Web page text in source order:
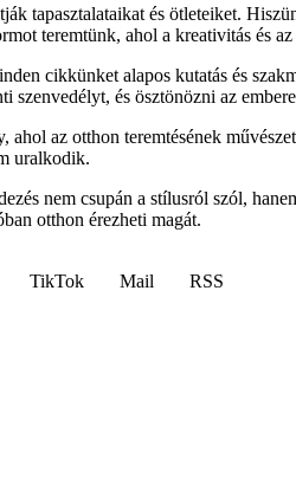
tapasztalataikat és ötleteiket.
teremtünk, ahol a kreativitás és
cikkünket alapos kutatás és
és ösztönözni az
az otthon teremtésének
uralkodik.
nem csupán a stílusról szól,
otthon érezheti magát.
TikTok Mail
RSS